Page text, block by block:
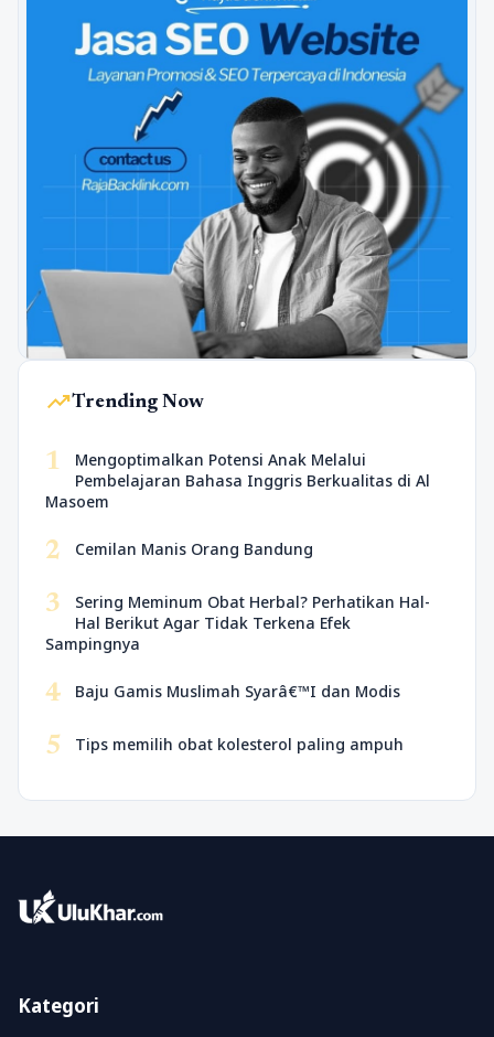
trending_upTrending Now
1
Mengoptimalkan Potensi Anak Melalui
Pembelajaran Bahasa Inggris Berkualitas di Al
Masoem
2 Cemilan Manis Orang Bandung
3
Sering Meminum Obat Herbal? Perhatikan Hal-
Hal Berikut Agar Tidak Terkena Efek
Sampingnya
4 Baju Gamis Muslimah Syarâ€™I dan Modis
5 Tips memilih obat kolesterol paling ampuh
Kategori